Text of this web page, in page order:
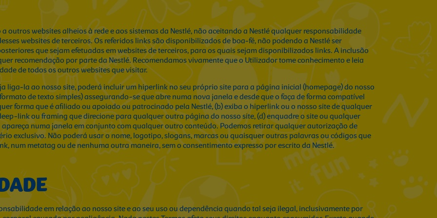
outros websites alheios à rede e aos sistemas da Nestlé, não aceitando a Nestlé qualquer responsabilidade
websites de terceiros. Os referidos links são disponibilizados de boa-fé, não podendo a Nestlé ser
que sejam efetuadas em websites de terceiros, para os quais sejam disponibilizados links. A inclusão
recomendação por parte da Nestlé. Recomendamos vivamente que o Utilizador tome conhecimento e leia
de todos os outros websites que visitar.
liga-la ao nosso site, poderá incluir um hiperlink no seu próprio site para a página inicial (homepage) do nosso
de texto simples) assegurando-se que abre numa nova janela e desde que o faça de forma compatível
forma que é afiliado ou apoiado ou patrocinado pela Nestlé, (b) exiba o hiperlink ou o nosso site de qualquer
link ou framing que direcione para qualquer outra página do nosso site, (d) enquadre o site ou qualquer
apareça numa janela em conjunto com qualquer outro conteúdo. Podemos retirar qualquer autorização de
exclusivo. Não poderá usar o nome, logotipo, slogans, marcas ou quaisquer outras palavras ou códigos que
num metatag ou de nenhuma outra maneira, sem o consentimento expresso por escrito da Nestlé.
em relação ao nosso site e ao seu uso ou dependência quando tal seja ilegal, inclusivamente por